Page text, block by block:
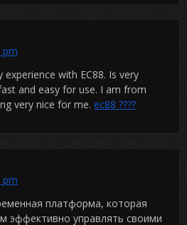
pm
with EC88. Is very
and easy for use. I am from
very nice for me. ec88 ????
pm
платформа, которая
эффективно управлять своими